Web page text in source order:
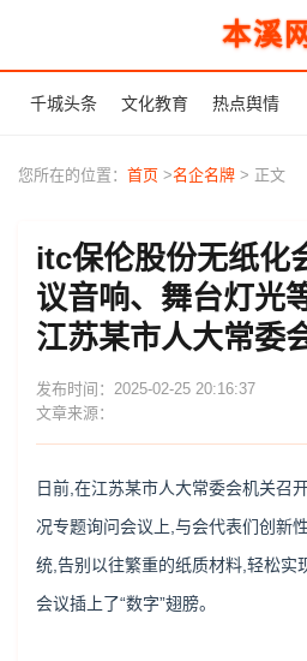
本溪网
千城头条 文化教育 热点舆情
您所在的位置： 首页 >名企名牌 > 正文
itc保伦股份无纸化
议音响、舞台灯光
江苏某市人大常委
发布时间：2025-02-25 20:16:37
文章来源：
日前,在江苏某市人大常委会机关召
况专题询问会议上,与会代表们创新
统,告别以往繁重的纸质材料,轻松实
会议插上了“数字”翅膀。